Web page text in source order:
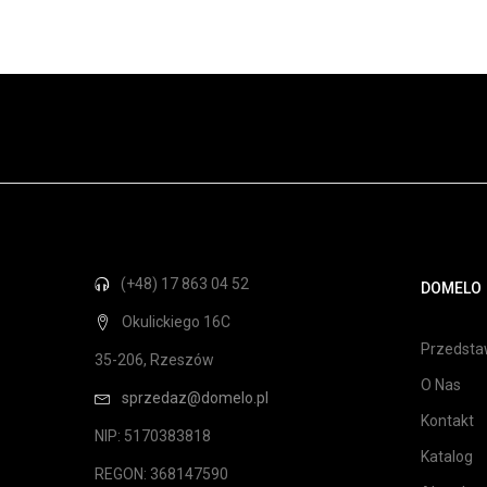
(+48) 17 863 04 52
Okulickiego 16C
35-206, Rzeszów
sprzedaz@domelo.pl
NIP: 5170383818
REGON: 368147590
DOMELO
O Nas
Kontakt
Katalog